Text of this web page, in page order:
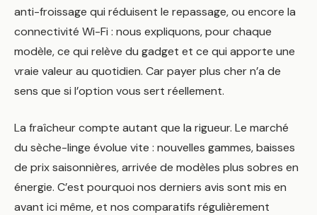
anti-froissage qui réduisent le repassage, ou encore la
connectivité Wi-Fi : nous expliquons, pour chaque
modèle, ce qui relève du gadget et ce qui apporte une
vraie valeur au quotidien. Car payer plus cher n’a de
sens que si l’option vous sert réellement.
La fraîcheur compte autant que la rigueur. Le marché
du sèche-linge évolue vite : nouvelles gammes, baisses
de prix saisonnières, arrivée de modèles plus sobres en
énergie. C’est pourquoi nos derniers avis sont mis en
avant ici même, et nos comparatifs régulièrement